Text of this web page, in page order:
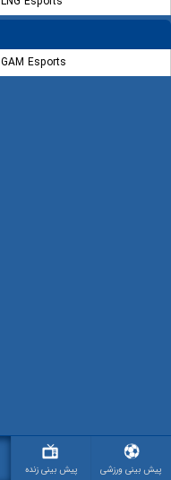
GAM Esports
پیش بینی ورزشی پیش بینی زنده